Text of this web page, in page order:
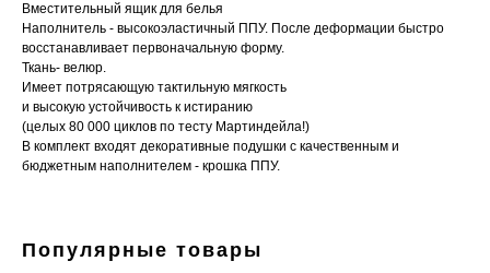
Вместительный ящик для белья
Наполнитель - высокоэластичный ППУ. После деформации быстро
восстанавливает первоначальную форму.
Ткань- велюр.
Имеет потрясающую тактильную мягкость
и высокую устойчивость к истиранию
(целых 80 000 циклов по тесту Мартиндейла!)
В комплект входят декоративные подушки с качественным и
бюджетным наполнителем - крошка ППУ.
Популярные товары